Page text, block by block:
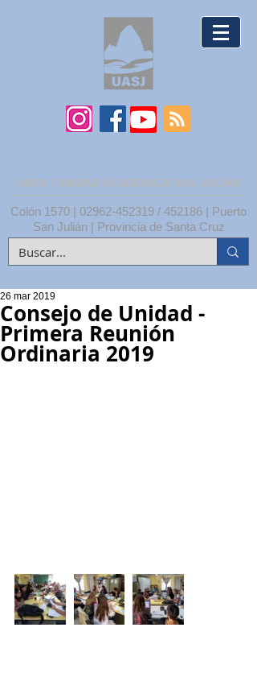
UNPA | UNIDAD ACADÉMICA SAN JULIÁN
Colón 1570 | 02962-452319 / 452186 | Puerto
San Julián | Provincia de Santa Cruz
Consejo de Unidad -
Primera Reunión
Ordinaria 2019
26 mar 2019